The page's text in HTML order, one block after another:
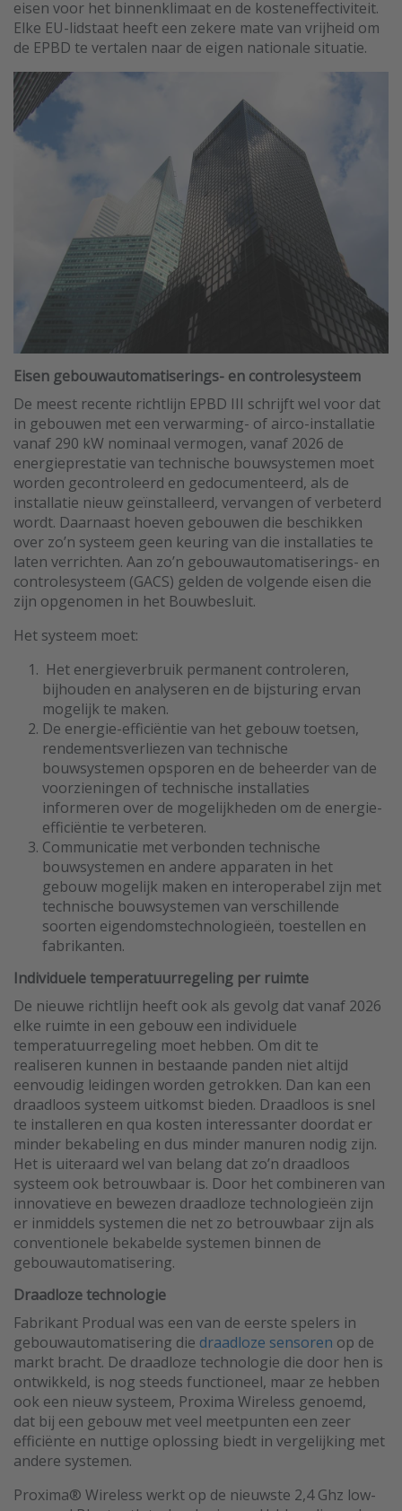
eisen voor het binnenklimaat en de kosteneffectiviteit.
Elke EU-lidstaat heeft een zekere mate van vrijheid om
de EPBD te vertalen naar de eigen nationale situatie.
Eisen gebouwautomatiserings- en controlesysteem
De meest recente richtlijn EPBD III schrijft wel voor dat
in gebouwen met een verwarming- of airco-installatie
vanaf 290 kW nominaal vermogen, vanaf 2026 de
energieprestatie van technische bouwsystemen moet
worden gecontroleerd en gedocumenteerd, als de
installatie nieuw geïnstalleerd, vervangen of verbeterd
wordt. Daarnaast hoeven gebouwen die beschikken
over zo’n systeem geen keuring van die installaties te
laten verrichten. Aan zo’n gebouwautomatiserings- en
controlesysteem (GACS) gelden de volgende eisen die
zijn opgenomen in het Bouwbesluit.
Het systeem moet:
Het energieverbruik permanent controleren,
bijhouden en analyseren en de bijsturing ervan
mogelijk te maken.
De energie-efficiëntie van het gebouw toetsen,
rendementsverliezen van technische
bouwsystemen opsporen en de beheerder van de
voorzieningen of technische installaties
informeren over de mogelijkheden om de energie-
efficiëntie te verbeteren.
Communicatie met verbonden technische
bouwsystemen en andere apparaten in het
gebouw mogelijk maken en interoperabel zijn met
technische bouwsystemen van verschillende
soorten eigendomstechnologieën, toestellen en
fabrikanten.
Individuele temperatuurregeling per ruimte
De nieuwe richtlijn heeft ook als gevolg dat vanaf 2026
elke ruimte in een gebouw een individuele
temperatuurregeling moet hebben. Om dit te
realiseren kunnen in bestaande panden niet altijd
eenvoudig leidingen worden getrokken. Dan kan een
draadloos systeem uitkomst bieden. Draadloos is snel
te installeren en qua kosten interessanter doordat er
minder bekabeling en dus minder manuren nodig zijn.
Het is uiteraard wel van belang dat zo’n draadloos
systeem ook betrouwbaar is. Door het combineren van
innovatieve en bewezen draadloze technologieën zijn
er inmiddels systemen die net zo betrouwbaar zijn als
conventionele bekabelde systemen binnen de
gebouwautomatisering.
Draadloze technologie
Fabrikant Produal was een van de eerste spelers in
gebouwautomatisering die draadloze sensoren op de
markt bracht. De draadloze technologie die door hen is
ontwikkeld, is nog steeds functioneel, maar ze hebben
ook een nieuw systeem, Proxima Wireless genoemd,
dat bij een gebouw met veel meetpunten een zeer
efficiënte en nuttige oplossing biedt in vergelijking met
andere systemen.
Proxima® Wireless werkt op de nieuwste 2,4 Ghz low-